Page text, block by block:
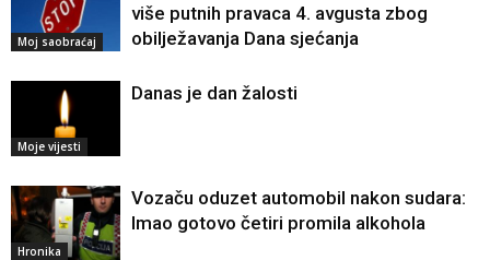
Moj saobraćaj
više putnih pravaca 4. avgusta zbog
obilježavanja Dana sjećanja
Moje vijesti
Danas je dan žalosti
Hronika
Vozaču oduzet automobil nakon sudara:
Imao gotovo četiri promila alkohola